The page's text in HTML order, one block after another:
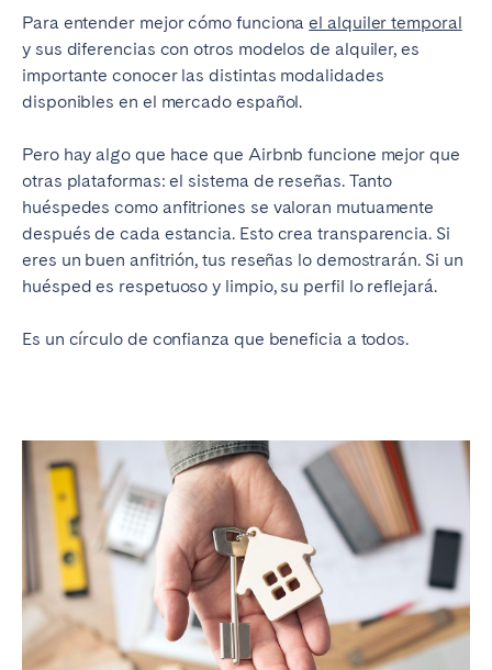
Para entender mejor cómo funcionael alquiler temporal
y sus diferencias con otros modelos de alquiler, es
importante conocer las distintas modalidades
disponibles en el mercado español.
Pero hay algo que hace que Airbnb funcione mejor que
otras plataformas: el sistema de reseñas. Tanto
huéspedes como anfitriones se valoran mutuamente
después de cada estancia. Esto crea transparencia. Si
eres un buen anfitrión, tus reseñas lo demostrarán. Si un
huésped es respetuoso y limpio, su perfil lo reflejará.
Es un círculo de confianza que beneficia a todos.